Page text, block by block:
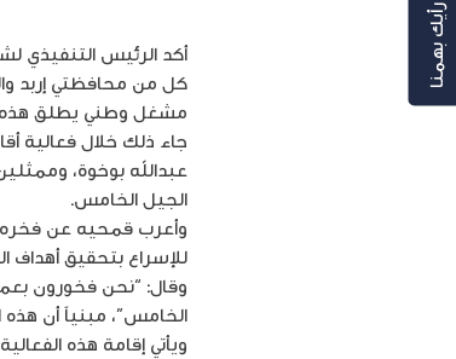
أكد الرئيس التنفيذي
كل من محافظتي إربد
مشغل وطني يطلق هذه
جاء ذلك خلال فعالية
عبدالله بوخوة،
الجيل الخامس.
وأعرب قمحيه عن فخره
للإسراع بتحقيق أهداف
وقال: “نحن فخورون
الخامس”، مبنياً أن هذه
ويأتي إقامة هذه
رأيك بهمنا